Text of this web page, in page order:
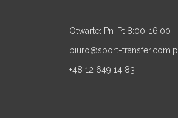
Otwarte: Pn-Pt 8:00-16:00
biuro@sport-transfer.com.pl
+48 12 649 14 83